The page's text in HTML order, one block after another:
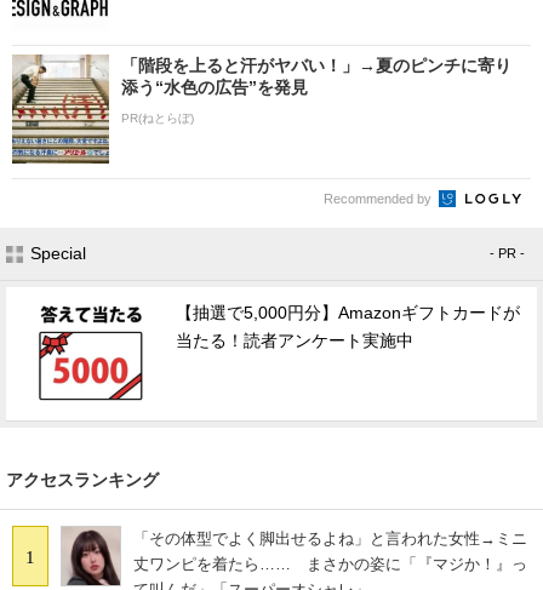
「階段を上ると汗がヤバい！」→夏のピンチに寄り
添う“水色の広告”を発見
PR(ねとらぼ)
Recommended by
Special - PR -
【抽選で5,000円分】Amazonギフトカードが
当たる！読者アンケート実施中
アクセスランキング
1
「その体型でよく脚出せるよね」と言われた女性→ミニ
丈ワンピを着たら…… まさかの姿に「『マジか！』っ